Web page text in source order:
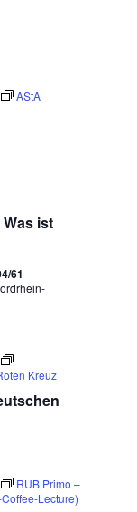
AStA
ist
61
Kreuz
RUB Primo –
Lecture)